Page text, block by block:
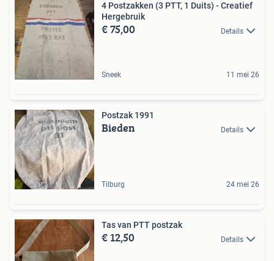
4 Postzakken (3 PTT, 1 Duits) - Creatief
Hergebruik
€ 75,00 Details
Sneek 11 mei 26
Postzak 1991
Bieden Details
Tilburg 24 mei 26
Tas van PTT postzak
€ 12,50 Details